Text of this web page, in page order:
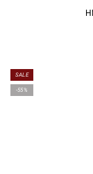
SALE
-55%